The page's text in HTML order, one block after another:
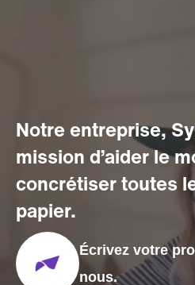
Notre entreprise,
mission d’aider le
concrétiser toutes
papier.
Écrivez votre
nous.